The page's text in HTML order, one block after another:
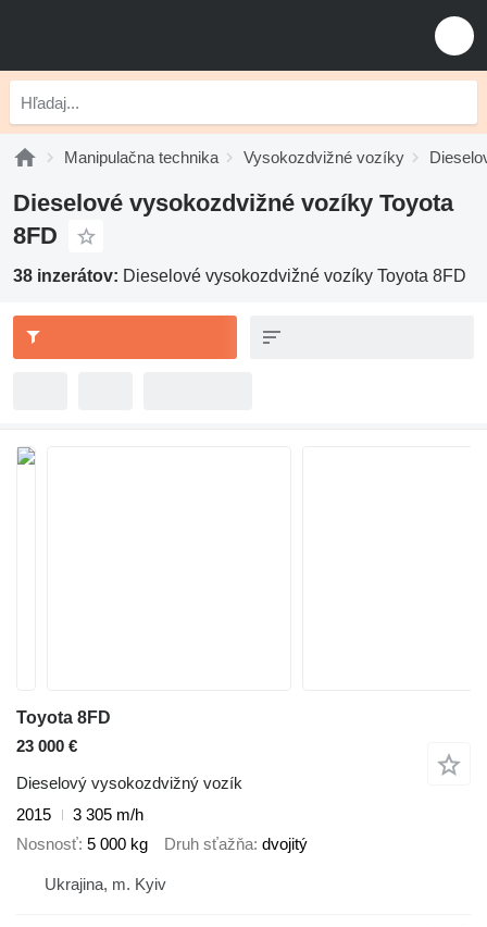
Manipulačna technika Vysokozdvižné vozíky
Dieselové vysokozdvižné vozíky Toyota
8FD
38 inzerátov: Dieselové vysokozdvižné vozíky Toyota 8FD
Toyota 8FD
23 000 €
Dieselový vysokozdvižný vozík
2015
3 305 m/h
Nosnosť 5 000 kg Druh sťažňa dvojitý
Ukrajina, m. Kyiv